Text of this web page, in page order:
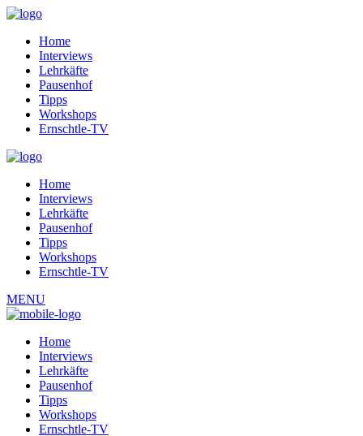
Home
Interviews
Lehrkäfte
Pausenhof
Tipps
Workshops
Ernschtle-TV
Home
Interviews
Lehrkäfte
Pausenhof
Tipps
Workshops
Ernschtle-TV
MENU
Home
Interviews
Lehrkäfte
Pausenhof
Tipps
Workshops
Ernschtle-TV